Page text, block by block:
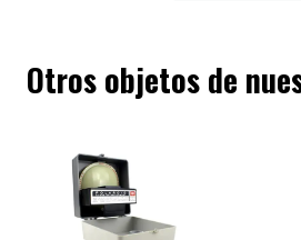
Otros objetos de